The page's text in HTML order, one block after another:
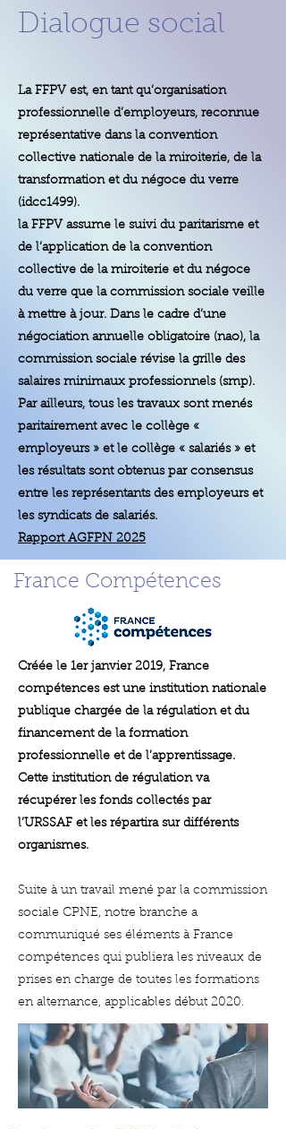
Dialogue social
La FFPV est, en tant qu’organisation
professionnelle d’employeurs, reconnue
représentative dans la convention
collective nationale de la miroiterie, de la
transformation et du négoce du verre
(idcc1499).
la FFPV assume le suivi du paritarisme et
de l’application de la convention
collective de la miroiterie et du négoce
du verre que la commission sociale veille
à mettre à jour. Dans le cadre d’une
négociation annuelle obligatoire (nao), la
commission sociale révise la grille des
salaires minimaux professionnels (smp).
Par ailleurs, tous les travaux sont menés
paritairement avec le collège «
employeurs » et le collège « salariés » et
les résultats sont obtenus par consensus
entre les représentants des employeurs et
les syndicats de salariés.
Rapport AGFPN 2025
France Compétences
Créée le 1er janvier 2019, France
compétences est une institution nationale
publique chargée de la régulation et du
financement de la formation
professionnelle et de l’apprentissage.
Cette institution de régulation va
récupérer les fonds collectés par
l’URSSAF et les répartira sur différents
organismes.
Suite à un travail mené par la commission
sociale CPNE, notre branche a
communiqué ses éléments à France
compétences qui publiera les niveaux de
prises en charge de toutes les formations
en alternance, applicables début 2020.